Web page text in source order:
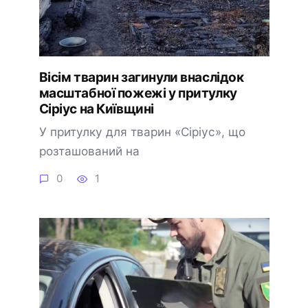
Вісім тварин загинули внаслідок
масштабної пожежі у притулку
Сіріус на Київщині
У притулку для тварин «Сіріус», що
розташований на
0 1